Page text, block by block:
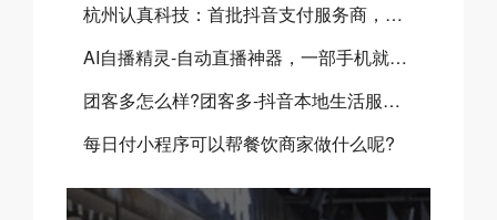
杭州认真科技：首批抖音支付服务商，全链路赋能本地生活商业升级
AI自播精灵-自动直播神器，一部手机就可以实现实景自动直播
团客多怎么样?团客多-抖音本地生活服务商
每日付小程序可以帮餐饮商家做什么呢?